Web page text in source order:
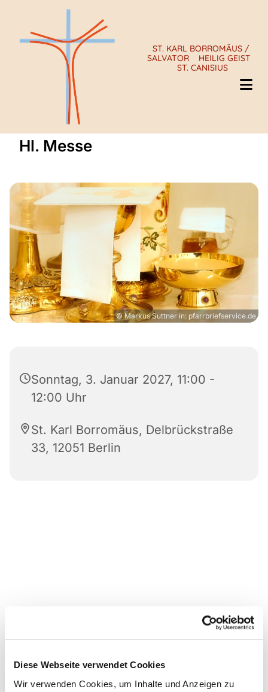
Diese Webseite verwendet Cookies
Wir verwenden Cookies, um Inhalte und Anzeigen zu
ST. KARL BORROMÄUS /
SALVATOR
HEILIG GEIST
ST. CANISIUS
Hl. Messe
© Markus Suttner in: pfarrbriefservice.de
Sonntag, 3. Januar 2027, 11:00 -
12:00 Uhr
St. Karl Borromäus, Delbrückstraße
33, 12051 Berlin